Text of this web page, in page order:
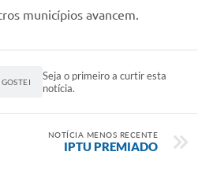
municípios avancem.
Seja o primeiro a curtir esta
notícia.
NOTÍCIA MENOS RECENTE
IPTU PREMIADO